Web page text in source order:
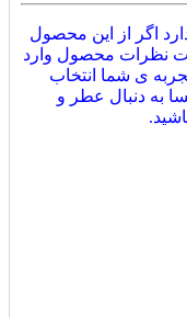
اگر از این محصول
نظرات محصول وارد
تجربه ی شما انتخاب
به دنبال عطر و